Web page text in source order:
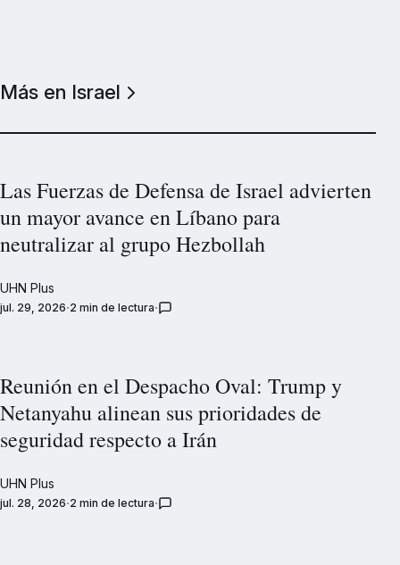
Más en Israel
Las Fuerzas de Defensa de Israel advierten
un mayor avance en Líbano para
neutralizar al grupo Hezbollah
UHN Plus
jul. 29, 2026 2 min de lectura
Reunión en el Despacho Oval: Trump y
Netanyahu alinean sus prioridades de
seguridad respecto a Irán
UHN Plus
jul. 28, 2026 2 min de lectura